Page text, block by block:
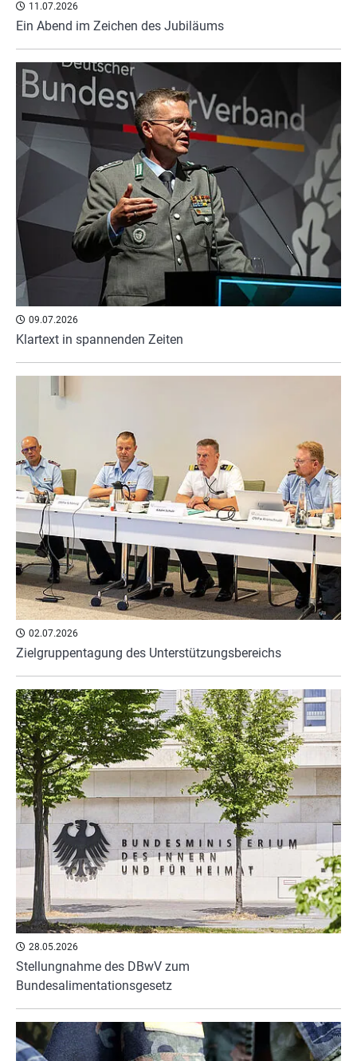
11.07.2026
Ein Abend im Zeichen des Jubiläums
09.07.2026
Klartext in spannenden Zeiten
02.07.2026
Zielgruppentagung des Unterstützungsbereichs
28.05.2026
Stellungnahme des DBwV zum
Bundesalimentationsgesetz